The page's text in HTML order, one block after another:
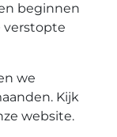
beginnen
verstopte
we
Kijk
website.